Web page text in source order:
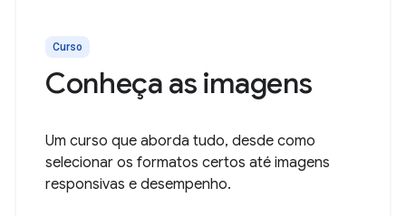
Curso
Conheça as imagens
Um curso que aborda tudo, desde como
selecionar os formatos certos até imagens
responsivas e desempenho.